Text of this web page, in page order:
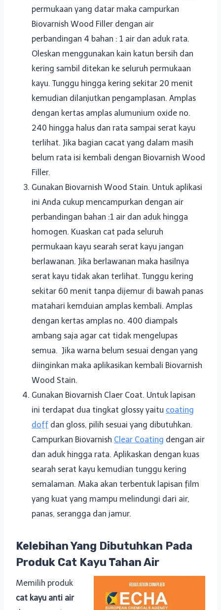
permukaan yang datar maka campurkan
Biovarnish Wood Filler dengan air
perbandingan 4 bahan : 1 air dan aduk rata.
Oleskan menggunakan kain katun bersih dan
kering sambil ditekan ke seluruh permukaan
kayu. Tunggu hingga kering sekitar 20 menit
kemudian dilanjutkan pengamplasan. Amplas
dengan kertas amplas alumunium oxide no.
240 hingga halus dan rata sampai serat kayu
terlihat. Jika bagian cacat yang dalam masih
belum rata isi kembali dengan Biovarnish Wood
Filler.
Gunakan Biovarnish Wood Stain. Untuk aplikasi
ini Anda cukup mencampurkan dengan air
perbandingan bahan :1 air dan aduk hingga
homogen. Kuaskan cat pada seluruh
permukaan kayu searah serat kayu jangan
berlawanan. Jika berlawanan maka hasilnya
serat kayu tidak akan terlihat. Tunggu kering
sekitar 60 menit tanpa dijemur di bawah panas
matahari kemduian amplas kembali. Amplas
dengan kertas amplas no. 400 diampals
ambang saja agar cat tidak mengelupas
semua. Jika warna belum sesuai dengan yang
diinginkan maka aplikasikan kembali Biovarnish
Wood Stain.
Gunakan Biovarnish Claer Coat. Untuk lapisan
ini terdapat dua tingkat glossy yaitu coating
doff dan gloss, pilih sesuai yang dibutuhkan.
Campurkan Biovarnish Clear Coating dengan air
dan aduk hingga rata. Aplikaskan dengan kuas
searah serat kayu kemudian tunggu kering
semalaman. Maka akan terbentuk lapisan film
yang kuat yang mampu melindungi dari air,
panas, serangga dan jamur.
Kelebihan Yang Dibutuhkan Pada
Produk Cat Kayu Tahan Air
Memilih produk
cat kayu anti air